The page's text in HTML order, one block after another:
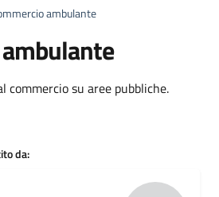
ambulante
notizia
commercio su aree pubbliche.
da: